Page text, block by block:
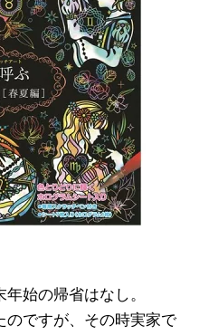
始の帰省はなし。
のですが、その時実家で